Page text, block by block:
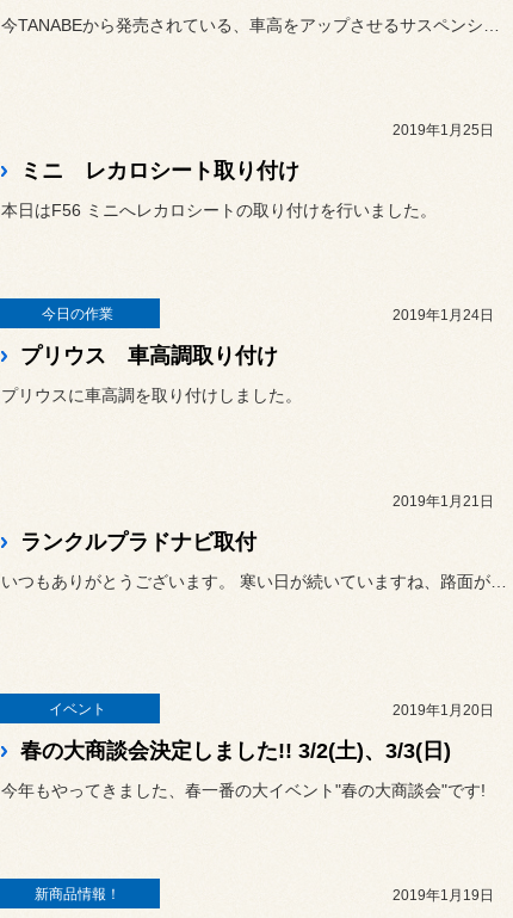
2019年1月25日
ミニ レカロシート取り付け
本日はF56 ミニへレカロシートの取り付けを行いました。
今日の作業 2019年1月24日
プリウス 車高調取り付け
プリウスに車高調を取り付けしました。
2019年1月21日
ランクルプラドナビ取付
イベント 2019年1月20日
春の大商談会決定しました!! 3/2(土)、3/3(日)
今年もやってきました、春一番の大イベント"春の大商談会"です!
新商品情報！ 2019年1月19日